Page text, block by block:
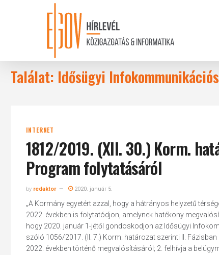
Találat: Idősügyi
INTERNET
1812/2019. (XII. 30.) Korm.
Program folytatásáról
by redaktor 2020. január 5.
„A Kormány egyetért azzal, hogy a hátrányos helyzetű
2022. években is folytatódjon, amelynek hatékony
hogy 2020. január 1-jétől gondoskodjon az Idősügyi
szóló 1056/2017. (II. 7.) Korm. határozat szerinti II.
2022. években történő megvalósításáról; 2. felhívja a